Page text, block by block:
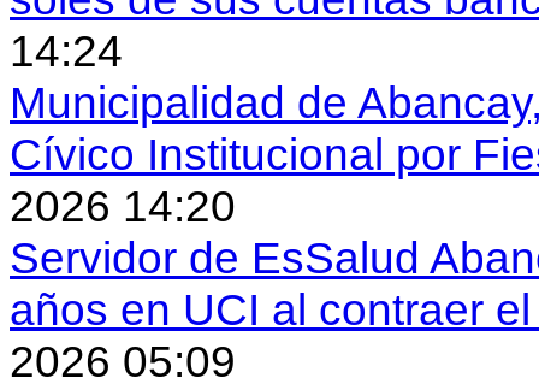
14:24
Municipalidad de
Cívico Institucional por
2026 14:20
Servidor de EsSalud
años en UCI al contraer
2026 05:09